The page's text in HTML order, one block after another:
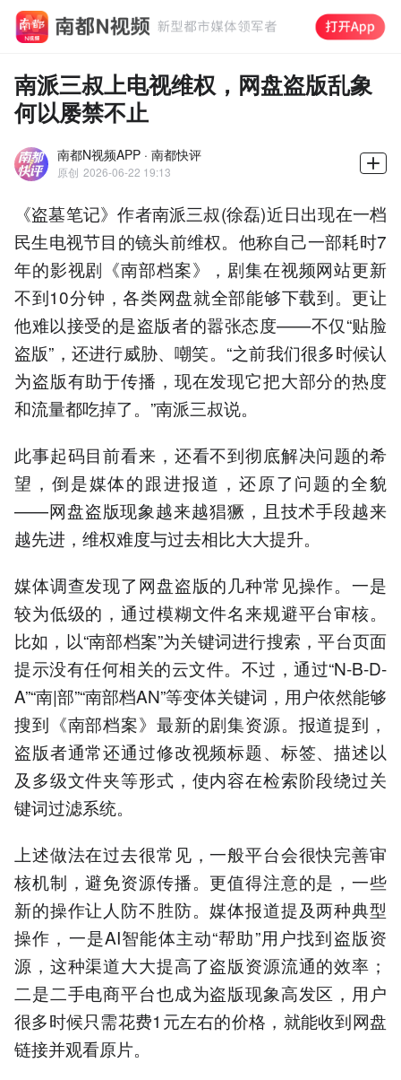
南派三叔上电视维权，网盘盗版乱象
何以屡禁不止
南都N视频APP · 南都快评
原创 2026-06-22 19:13
《盗墓笔记》作者南派三叔(徐磊)近日出现在一档
民生电视节目的镜头前维权。他称自己一部耗时7
年的影视剧《南部档案》，剧集在视频网站更新
不到10分钟，各类网盘就全部能够下载到。更让
他难以接受的是盗版者的嚣张态度——不仅“贴脸
盗版”，还进行威胁、嘲笑。“之前我们很多时候认
为盗版有助于传播，现在发现它把大部分的热度
和流量都吃掉了。”南派三叔说。
此事起码目前看来，还看不到彻底解决问题的希
望，倒是媒体的跟进报道，还原了问题的全貌
——网盘盗版现象越来越猖獗，且技术手段越来
越先进，维权难度与过去相比大大提升。
媒体调查发现了网盘盗版的几种常见操作。一是
较为低级的，通过模糊文件名来规避平台审核。
比如，以“南部档案”为关键词进行搜索，平台页面
提示没有任何相关的云文件。不过，通过“N-B-D-
A”“南|部”“南部档AN”等变体关键词，用户依然能够
搜到《南部档案》最新的剧集资源。报道提到，
盗版者通常还通过修改视频标题、标签、描述以
及多级文件夹等形式，使内容在检索阶段绕过关
键词过滤系统。
上述做法在过去很常见，一般平台会很快完善审
核机制，避免资源传播。更值得注意的是，一些
新的操作让人防不胜防。媒体报道提及两种典型
操作，一是AI智能体主动“帮助”用户找到盗版资
源，这种渠道大大提高了盗版资源流通的效率；
二是二手电商平台也成为盗版现象高发区，用户
很多时候只需花费1元左右的价格，就能收到网盘
链接并观看原片。